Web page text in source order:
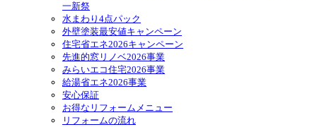
一新祭
水まわり4点パック
外壁塗装最安値キャンペーン
住宅省エネ2026キャンペーン
先進的窓リノベ2026事業
みらいエコ住宅2026事業
給湯省エネ2026事業
安心保証
お得なリフォームメニュー
リフォームの流れ